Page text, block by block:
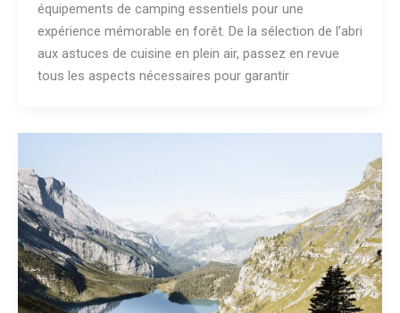
équipements de camping essentiels pour une
expérience mémorable en forêt. De la sélection de l’abri
aux astuces de cuisine en plein air, passez en revue
tous les aspects nécessaires pour garantir